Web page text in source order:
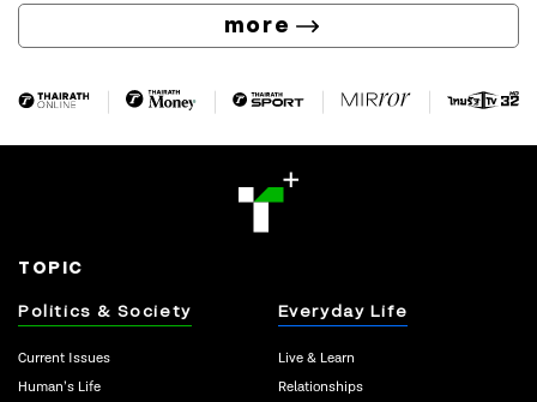
more
TOPIC
Politics & Society
Current Issues
Human’s Life
Everyday Life
Live & Learn
Relationships